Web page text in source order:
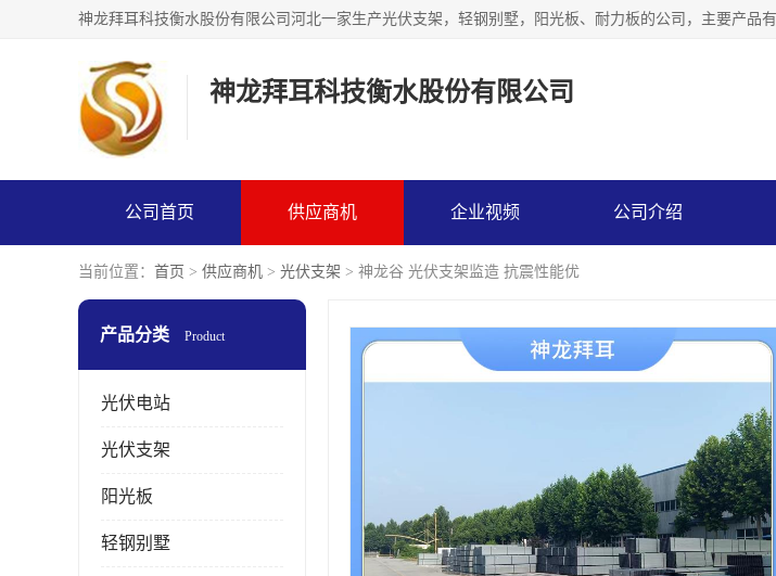
神龙拜耳科技衡水股份有限公司
公司首页 供应商机 企业视频 公司介绍
当前位置： 首页 > 供应商机 > 光伏支架 > 神龙谷 光伏支架监造 抗震性能优
产品分类 Product
光伏电站
光伏支架
阳光板
轻钢别墅